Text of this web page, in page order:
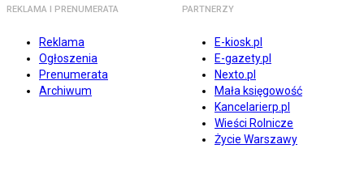
REKLAMA I PRENUMERATA
Reklama
Ogłoszenia
Prenumerata
Archiwum
PARTNERZY
E-kiosk.pl
E-gazety.pl
Nexto.pl
Mała księgowość
Kancelarierp.pl
Wieści Rolnicze
Życie Warszawy